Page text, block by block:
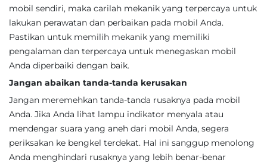
mobil sendiri, maka carilah mekanik yang terpercaya untuk
lakukan perawatan dan perbaikan pada mobil Anda.
Pastikan untuk memilih mekanik yang memiliki
pengalaman dan terpercaya untuk menegaskan mobil
Anda diperbaiki dengan baik.
Jangan abaikan tanda-tanda kerusakan
Jangan meremehkan tanda-tanda rusaknya pada mobil
Anda. Jika Anda lihat lampu indikator menyala atau
mendengar suara yang aneh dari mobil Anda, segera
periksakan ke bengkel terdekat. Hal ini sanggup menolong
Anda menghindari rusaknya yang lebih benar-benar